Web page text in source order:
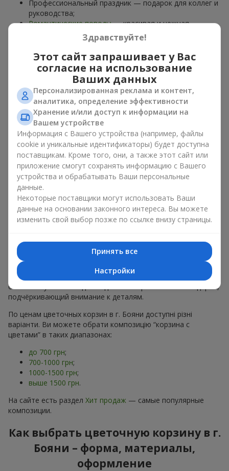
Профессиональный праздник — подарок для коллег и
руководства;
Романтические поводы— красивая и нежная
Корпоративные события— подарок деловому
партнёру.
Цветочная корзина — универсальный подарок для любого
возраста. Стильные ручные композиции позволяют
передать любые эмоции: благодарность, восхищение,
поддержку,любовь
Виды цветочных корзин в г.
Бояни: классика, романтика,
минимализм
Ассортимент цветочных корзин наflowers.uaвключает
варианты на любой вкус:
Классические композиции— сочетанияроз, лилий,
хризантемв строгих формах;
Минималистичные решения— натуральные формы,
акцент на цвет или текстуру.
Есть также
VIP-композиции— роскошные корзины для
особых случаев. Каждое изделие — оригинальный подарок,
подчёркивающий внимание к деталям.
По ценам цветочных корзин в г. Бояни доступні різні
варіанти. Ви можете обрати композицію “корзина с
цветами” в таких диапазонах:
до 700 грн;
700-1000 грн;
1000-1500 грн;
выше 1500 грн.
На сайте есть раздел Хит продаж — самые популярные
композиции.
Как выбрать цветочную корзину в г.
Бояни – форма, материалы,
оформление
Здравствуйте!
Этот сайт запрашивает у Вас
согласие на использование
Ваших данных
Персонализированная реклама и контент,
аналитика, определение эффективности
Хранение и/или доступ к информации на
Вашем устройстве
Информация с Вашего устройства (например, файлы
cookie и уникальные идентификаторы) будет доступна
поставщикам. Кроме того, они, а также этот сайт или
приложение смогут сохранять информацию с Вашего
устройства и обрабатывать Ваши персональные
данные.
Некоторые поставщики могут использовать Ваши
данные на основании законного интереса. Вы можете
изменить свой выбор позже по ссылке внизу страницы.
Принять все
Настройки